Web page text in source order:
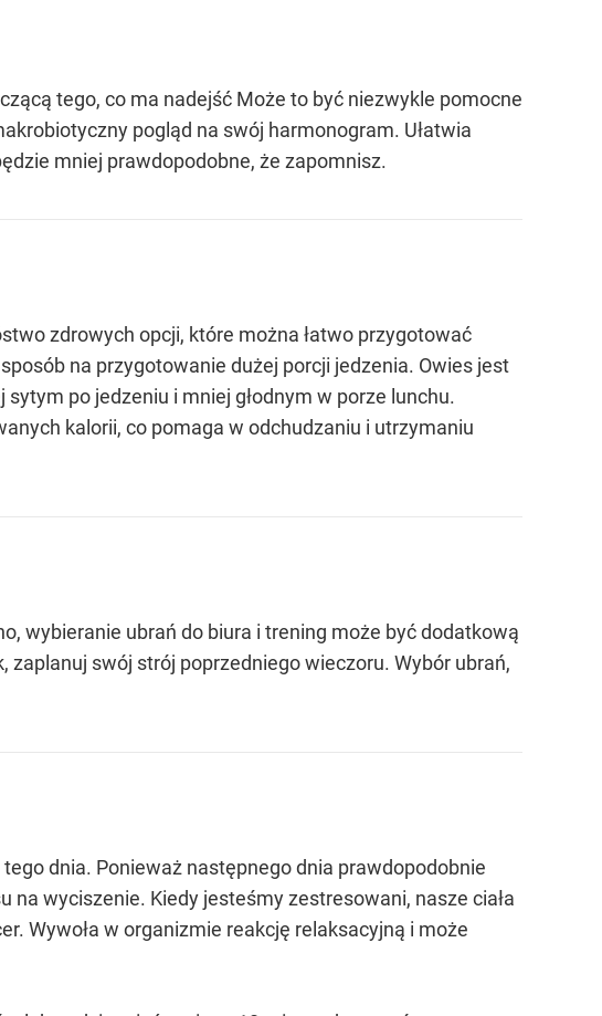
tego, co ma nadejść Może to być niezwykle pomocne
pogląd na swój harmonogram. Ułatwia
mniej prawdopodobne, że zapomnisz.
zdrowych opcji, które można łatwo przygotować
na przygotowanie dużej porcji jedzenia. Owies jest
po jedzeniu i mniej głodnym w porze lunchu.
kalorii, co pomaga w odchudzaniu i utrzymaniu
wybieranie ubrań do biura i trening może być dodatkową
zaplanuj swój strój poprzedniego wieczoru. Wybór ubrań,
dnia. Ponieważ następnego dnia prawdopodobnie
wyciszenie. Kiedy jesteśmy zestresowani, nasze ciała
Wywoła w organizmie reakcję relaksacyjną i może